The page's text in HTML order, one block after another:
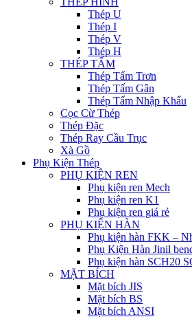
Thép U
Thép I
Thép V
Thép H
THÉP TẤM
Thép Tấm Trơn
Thép Tấm Gân
Thép Tấm Nhập Khẩu
Cọc Cừ Thép
Thép Đặc
Thép Ray Cầu Trục
Xà Gồ
Phụ Kiện Thép
PHỤ KIỆN REN
Phụ kiện ren Mech
Phụ kiện ren K1
Phụ kiện ren giá rẻ
PHỤ KIỆN HÀN
Phụ kiện hàn FKK –
Phụ Kiện Hàn Jinil
Phụ kiện hàn SCH20
MẶT BÍCH
Mặt bích JIS
Mặt bích BS
Mặt bích ANSI